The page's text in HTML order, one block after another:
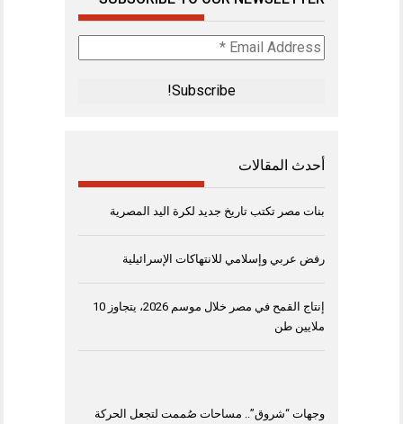
Email
Address
أحدث المقالات
بنات مصر تكتب تاريخ جديد لكرة اليد المصرية
رفض عربي وإسلامي للانتهاكات الإسرائيلية
إنتاج القمح في مصر خلال موسم 2026، يتجاوز 10
ملايين طن
وجهات “شروق”.. مساحات صُممت لتجعل الحركة